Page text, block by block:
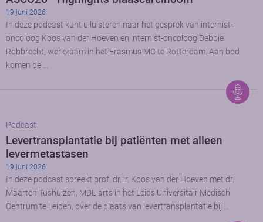
19 juni 2026
In deze podcast kunt u luisteren naar het gesprek van internist-
oncoloog Koos van der Hoeven en internist-oncoloog Debbie
Robbrecht, werkzaam in het Erasmus MC te Rotterdam. Aan bod
komen de …
Podcast
Levertransplantatie bij patiënten met alleen
levermetastasen
19 juni 2026
In deze podcast spreekt prof. dr. ir. Koos van der Hoeven met dr.
Maarten Tushuizen, MDL-arts in het Leids Universitair Medisch
Centrum te Leiden, over de plaats van levertransplantatie bij …